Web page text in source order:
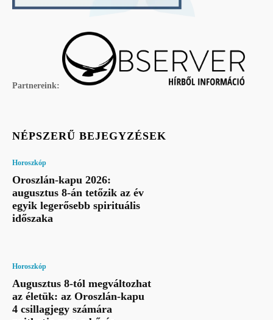
Partnereink:
NÉPSZERŰ BEJEGYZÉSEK
Horoszkóp
Oroszlán-kapu 2026:
augusztus 8-án tetőzik az év
egyik legerősebb spirituális
időszaka
Horoszkóp
Augusztus 8-tól megváltozhat
az életük: az Oroszlán-kapu
4 csillagjegy számára